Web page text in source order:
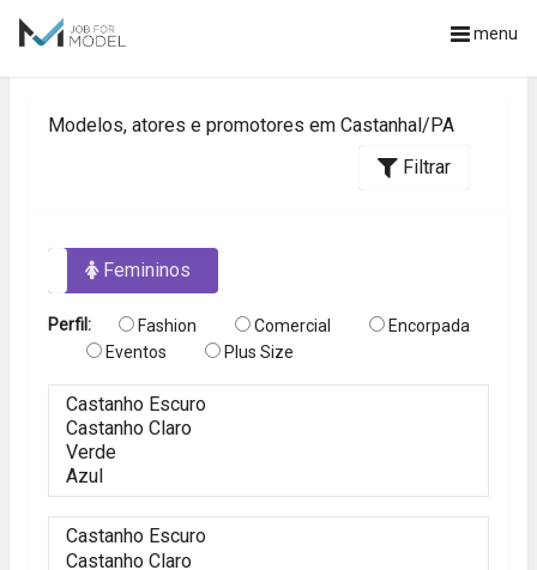
menu
Modelos, atores e promotores em Castanhal/PA
Filtrar
Femininos
Perfil: Fashion Comercial
Encorpada
Eventos
Plus Size